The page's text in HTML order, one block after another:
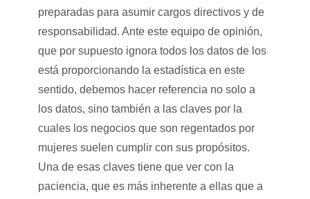
preparadas para asumir cargos directivos y de
responsabilidad. Ante este equipo de opinión,
que por supuesto ignora todos los datos de los
está proporcionando la estadística en este
sentido, debemos hacer referencia no solo a
los datos, sino también a las claves por la
cuales los negocios que son regentados por
mujeres suelen cumplir con sus propósitos.
Una de esas claves tiene que ver con la
paciencia, que es más inherente a ellas que a